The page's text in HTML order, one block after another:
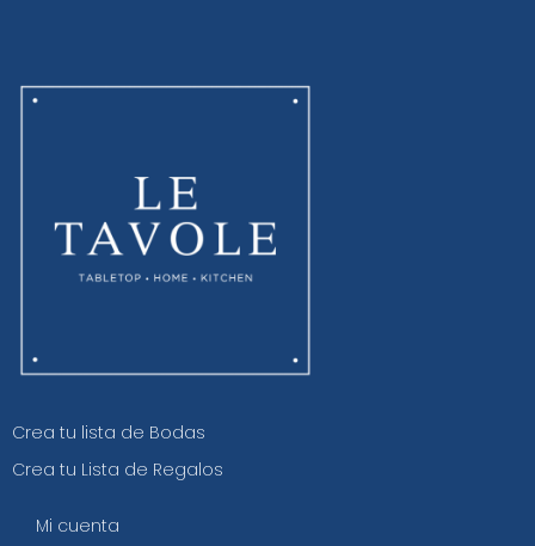
Crea tu lista de Bodas
Crea tu Lista de Regalos
Mi cuenta